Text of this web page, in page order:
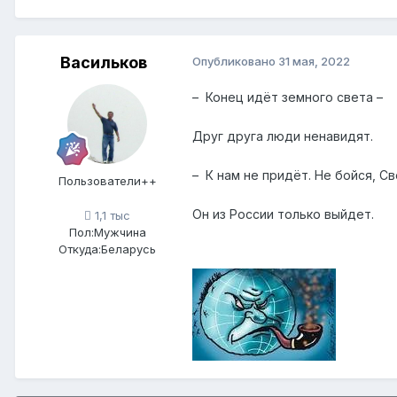
Васильков
Пользователи++
1,1 тыс
Пол:Мужчина
Откуда:Беларусь
Опубликовано 31 мая, 2022
– Конец идёт земного света –
Друг друга люди ненавидят.
– К нам не придёт. Не бойся,
Он из России только выйдет.